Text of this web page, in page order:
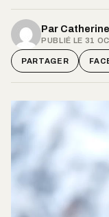
Par Catherine
PUBLIÉ LE 31
PARTAGER